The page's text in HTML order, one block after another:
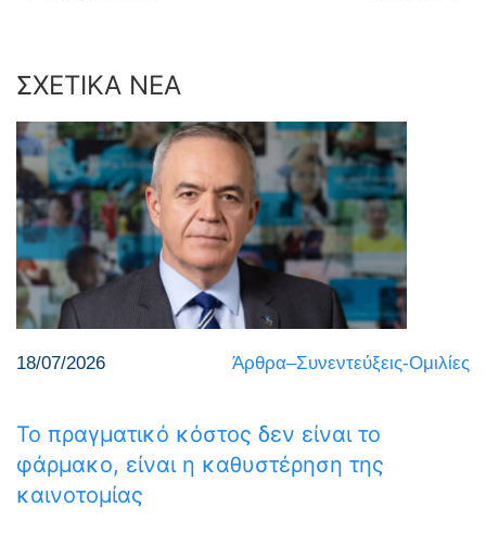
ΣΧΕΤΙΚΑ ΝΕΑ
18/07/2026 Άρθρα–Συνεντεύξεις-Ομιλίες
Το πραγματικό κόστος δεν είναι το
φάρμακο, είναι η καθυστέρηση της
καινοτομίας